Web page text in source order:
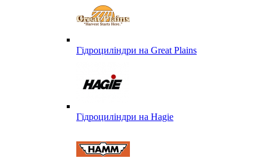
Гідроциліндри на Great Plains
Гідроциліндри на Hagie